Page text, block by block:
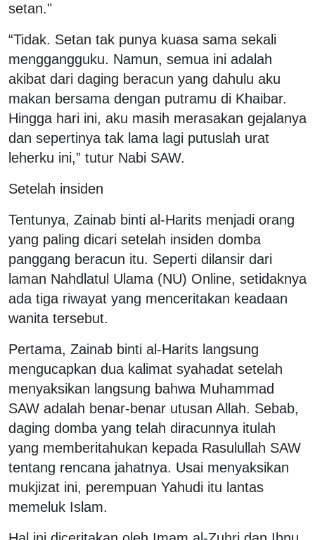
setan."
“Tidak. Setan tak punya kuasa sama sekali
menggangguku. Namun, semua ini adalah
akibat dari daging beracun yang dahulu aku
makan bersama dengan putramu di Khaibar.
Hingga hari ini, aku masih merasakan gejalanya
dan sepertinya tak lama lagi putuslah urat
leherku ini,” tutur Nabi SAW.
Setelah insiden
Tentunya, Zainab binti al-Harits menjadi orang
yang paling dicari setelah insiden domba
panggang beracun itu. Seperti dilansir dari
laman Nahdlatul Ulama (NU) Online, setidaknya
ada tiga riwayat yang menceritakan keadaan
wanita tersebut.
Pertama, Zainab binti al-Harits langsung
mengucapkan dua kalimat syahadat setelah
menyaksikan langsung bahwa Muhammad
SAW adalah benar-benar utusan Allah. Sebab,
daging domba yang telah diracunnya itulah
yang memberitahukan kepada Rasulullah SAW
tentang rencana jahatnya. Usai menyaksikan
mukjizat ini, perempuan Yahudi itu lantas
memeluk Islam.